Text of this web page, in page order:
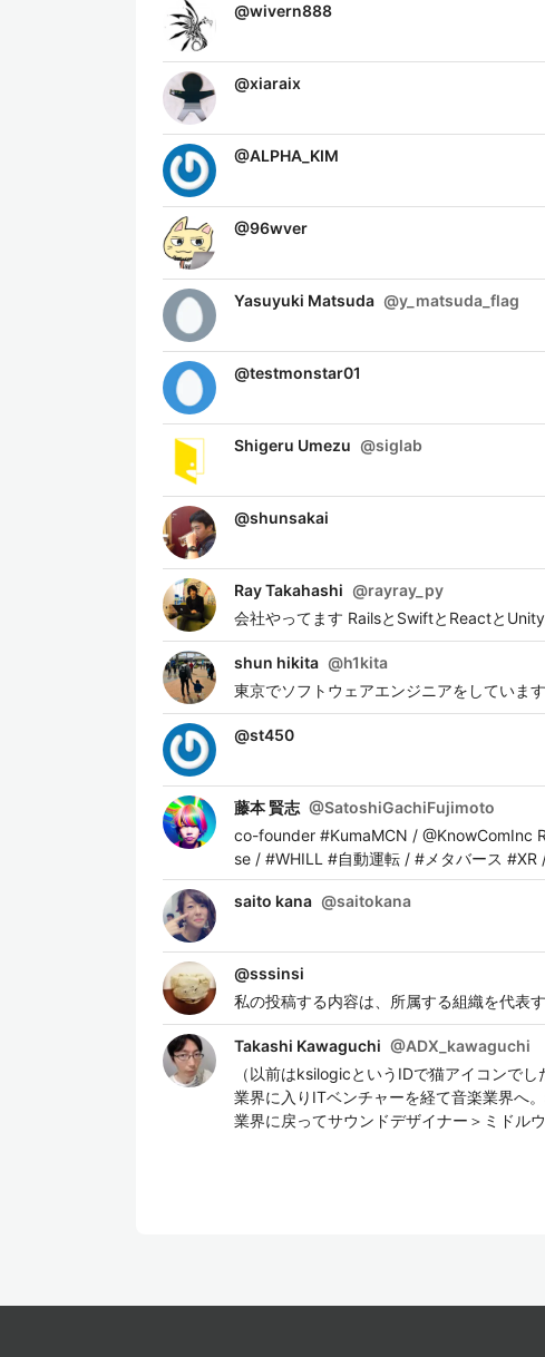
@wivern888
@xiaraix
@ALPHA_KIM
@96wver
Yasuyuki Matsuda @y_matsuda_flag
@testmonstar01
Shigeru Umezu @siglab
@shunsakai
Ray Takahashi @rayray_py
会社やってます RailsとSwiftとReactと
shun hikita @h1kita
東京でソフトウェアエンジニアをしています
@st450
藤本 賢志 @SatoshiGachiFujimoto
co-founder #KumaMCN / @KnowComInc
se / #WHILL #自動運転 / #メタバース
saito kana @saitokana
@sssinsi
私の投稿する内容は、所属する組織を代表
Takashi Kawaguchi @ADX_kawaguchi
（以前はksilogicというIDで猫アイコンで
業界に入りITベンチャーを経て音楽業界へ
業界に戻ってサウンドデザイナー＞ミドル